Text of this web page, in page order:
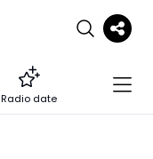
Radio date